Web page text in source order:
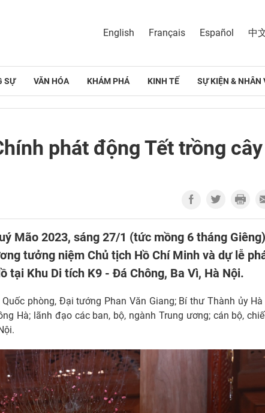
English Français Español 中
SỰ VĂN HÓA KHÁM PHÁ KINH TẾ SỰ KIỆN & NHÂN
phát động Tết trồng cây
Mão 2023, sáng 27/1 (tức mồng 6 tháng
tưởng niệm Chủ tịch Hồ Chí Minh và dự lễ
Khu Di tích K9 - Đá Chông, Ba Vì, Hà Nội.
phòng, Đại tướng Phan Văn Giang; Bí thư Thành ủy Hà
Hà; lãnh đạo các ban, bộ, ngành Trung ương; cán bộ,